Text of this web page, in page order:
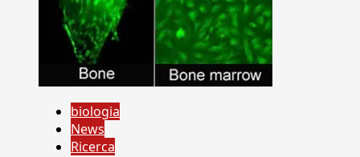
biologia
News
Ricerca